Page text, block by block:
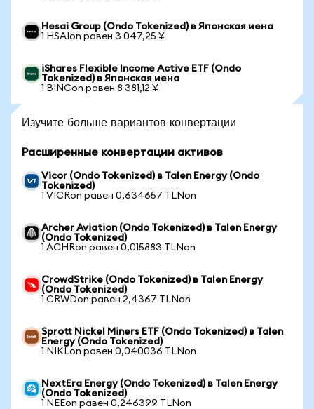
Hesai Group (Ondo Tokenized) в Японская иена
1 HSAIon равен 3 047,25 ¥
iShares Flexible Income Active ETF (Ondo
Tokenized) в Японская иена
1 BINCon равен 8 381,12 ¥
Изучите больше вариантов конвертации
Расширенные конвертации активов
Vicor (Ondo Tokenized) в Talen Energy (Ondo
Tokenized)
1 VICRon равен 0,634657 TLNon
Archer Aviation (Ondo Tokenized) в Talen Energy
(Ondo Tokenized)
1 ACHRon равен 0,015883 TLNon
CrowdStrike (Ondo Tokenized) в Talen Energy
(Ondo Tokenized)
1 CRWDon равен 2,4367 TLNon
Sprott Nickel Miners ETF (Ondo Tokenized) в Talen
Energy (Ondo Tokenized)
1 NIKLon равен 0,040036 TLNon
NextEra Energy (Ondo Tokenized) в Talen Energy
(Ondo Tokenized)
1 NEEon равен 0,246399 TLNon